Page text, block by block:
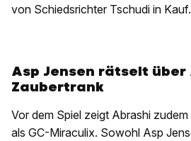
von Schiedsrichter Tschudi in Kauf.
Asp Jensen rätselt über
Zaubertrank
Vor dem Spiel zeigt Abrashi
als GC-Miraculix. Sowohl Asp